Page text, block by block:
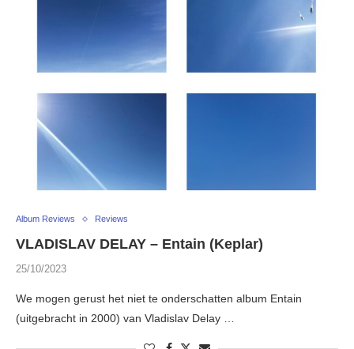
Album Reviews Reviews
VLADISLAV DELAY – Entain (Keplar)
25/10/2023
We mogen gerust het niet te onderschatten album Entain
(uitgebracht in 2000) van Vladislav Delay …